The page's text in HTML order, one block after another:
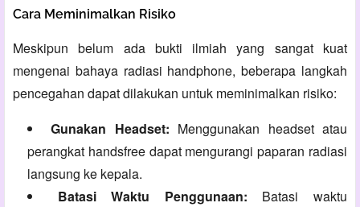
Cara Meminimalkan Risiko
Meskipun belum ada bukti ilmiah yang sangat kuat
mengenai bahaya radiasi handphone, beberapa langkah
pencegahan dapat dilakukan untuk meminimalkan risiko:
Gunakan Headset: Menggunakan headset atau
perangkat handsfree dapat mengurangi paparan radiasi
langsung ke kepala.
Batasi Waktu Penggunaan: Batasi waktu